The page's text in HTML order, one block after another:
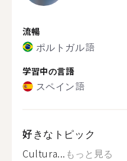
流暢
ポルトガル語
学習中の言語
スペイン語
好きなトピック
Cultura... もっと見る